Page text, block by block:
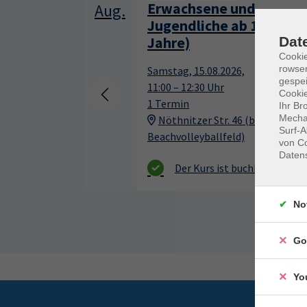
Aug.
Erwachsene und
Jugendliche ab 13
Jahre)
Samstag, 15.08.2026,
11:00 – 12:30 Uhr
1 Termin
Nöthnitzer Str. 46 (beim
Beachvolleyballfeld)
Ihr
Surf-
von